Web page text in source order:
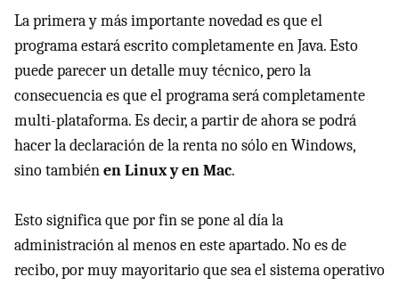
La primera y más importante novedad es que el
programa estará escrito completamente en Java. Esto
puede parecer un detalle muy técnico, pero la
consecuencia es que el programa será completamente
multi-plataforma. Es decir, a partir de ahora se podrá
hacer la declaración de la renta no sólo en Windows,
sino tambiénen Linux y en Mac.
Esto significa que por fin se pone al día la
administración al menos en este apartado. No es de
recibo, por muy mayoritario que sea el sistema operativo